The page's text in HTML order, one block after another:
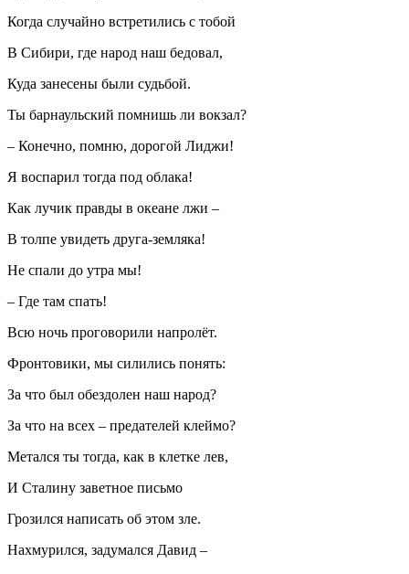
Когда случайно встретились с тобой
В Сибири, где народ наш бедовал,
Куда занесены были судьбой.
Ты барнаульский помнишь ли вокзал?
– Конечно, помню, дорогой Лиджи!
Я воспарил тогда под облака!
Как лучик правды в океане лжи –
В толпе увидеть друга-земляка!
Не спали до утра мы!
– Где там спать!
Всю ночь проговорили напролёт.
Фронтовики, мы силились понять:
За что был обездолен наш народ?
За что на всех – предателей клеймо?
Метался ты тогда, как в клетке лев,
И Сталину заветное письмо
Грозился написать об этом зле.
Нахмурился, задумался Давид –